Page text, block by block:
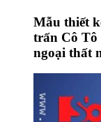
Mẫu thiết
trấn Cô Tô
ngoại thất